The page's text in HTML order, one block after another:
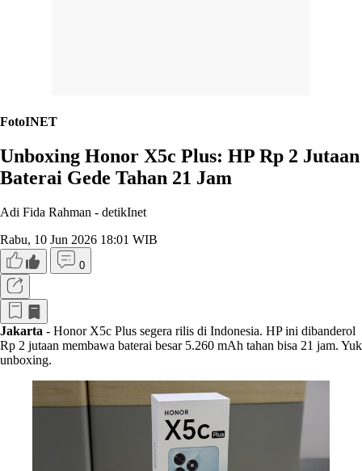
FotoINET
Unboxing Honor X5c Plus: HP Rp 2 Jutaan
Baterai Gede Tahan 21 Jam
Adi Fida Rahman - detikInet
Rabu, 10 Jun 2026 18:01 WIB
0
Jakarta - Honor X5c Plus segera rilis di Indonesia. HP ini dibanderol
Rp 2 jutaan membawa baterai besar 5.260 mAh tahan bisa 21 jam. Yuk
unboxing.